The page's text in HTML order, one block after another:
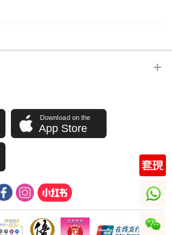
Download on the
App Store
whatsapp